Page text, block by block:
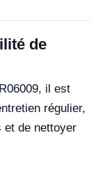
de
il est
régulier,
et de nettoyer